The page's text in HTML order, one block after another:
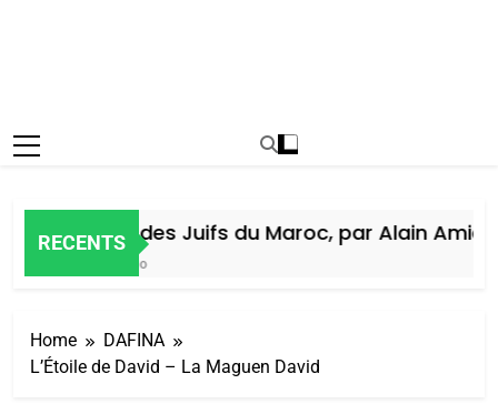
RECENTS
Histoire des Juifs du Maroc, par Alain Amiel
Home
DAFINA
L’Étoile de David – La Maguen David